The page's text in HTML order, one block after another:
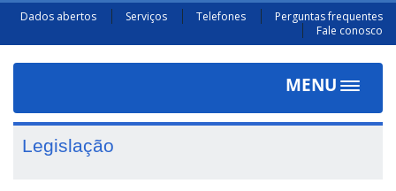
Dados abertos Serviços Telefones
Perguntas frequentes
Fale conosco
MENU
Toggle
Legislação